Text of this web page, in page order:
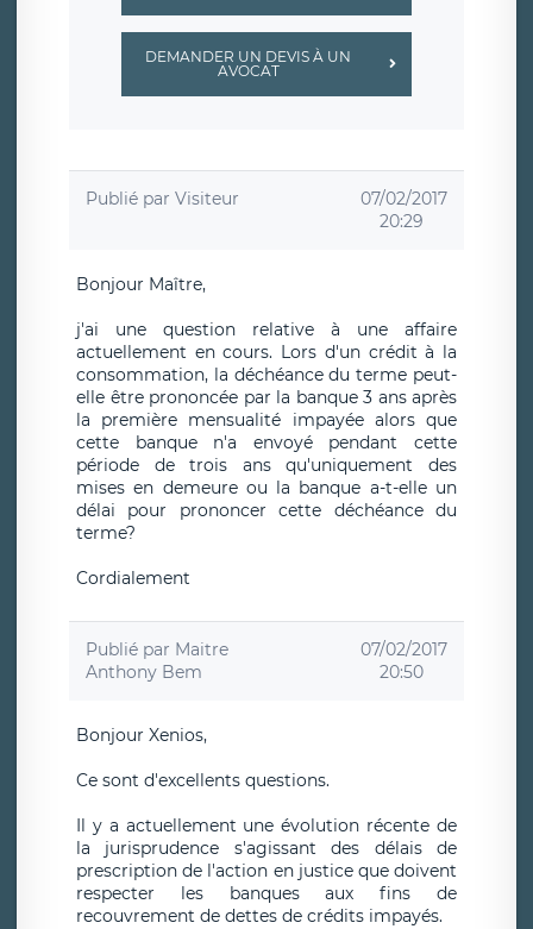
DEMANDER UN DEVIS À UN
AVOCAT
Publié par Visiteur
07/02/2017
20:29
Bonjour Maître,
j'ai une question relative à une affaire
actuellement en cours. Lors d'un crédit à la
consommation, la déchéance du terme peut-
elle être prononcée par la banque 3 ans après
la première mensualité impayée alors que
cette banque n'a envoyé pendant cette
période de trois ans qu'uniquement des
mises en demeure ou la banque a-t-elle un
délai pour prononcer cette déchéance du
terme?
Cordialement
Publié par Maitre
Anthony Bem
07/02/2017
20:50
Bonjour Xenios,
Ce sont d'excellents questions.
Il y a actuellement une évolution récente de
la jurisprudence s'agissant des délais de
prescription de l'action en justice que doivent
respecter les banques aux fins de
recouvrement de dettes de crédits impayés.